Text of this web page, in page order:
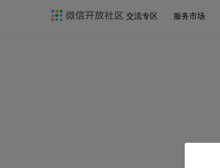
交流专区 服务市场